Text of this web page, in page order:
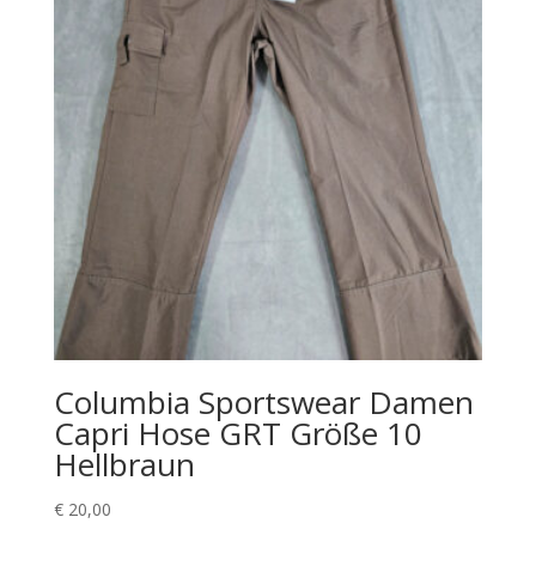
Columbia Sportswear Damen
Capri Hose GRT Größe 10
Hellbraun
€20,00